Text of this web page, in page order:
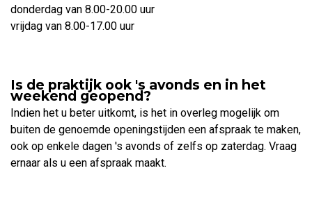
donderdag van 8.00-20.00 uur
vrijdag van 8.00-17.00 uur
Is de praktijk ook 's avonds en in het
weekend geopend?
Indien het u beter uitkomt, is het in overleg mogelijk om
buiten de genoemde openingstijden een afspraak te maken,
ook op enkele dagen 's avonds of zelfs op zaterdag. Vraag
ernaar als u een afspraak maakt.